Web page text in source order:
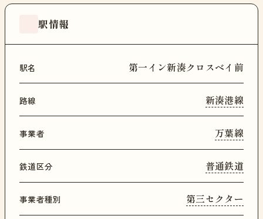
駅情報
駅名 第一イン新湊クロスベイ前
路線 新湊港線
事業者 万葉線
鉄道区分 普通鉄道
事業者種別 第三セクター